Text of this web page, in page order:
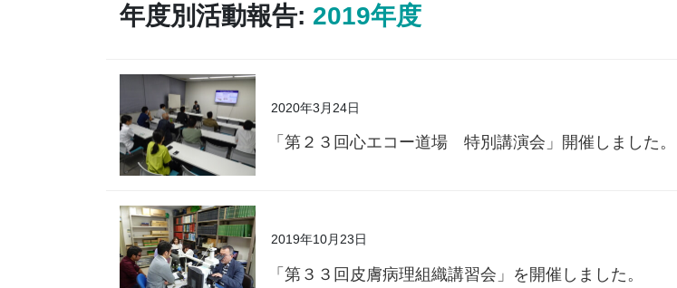
年度別活動報告: 2019年度
2020年3月24日
「第２３回心エコー道場 特別講演会」開催しました。
2019年10月23日
「第３３回皮膚病理組織講習会」を開催しました。